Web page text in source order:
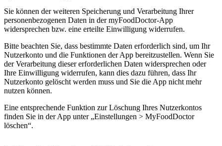
Sie können der weiteren Speicherung und Verarbeitung Ihrer
personenbezogenen Daten in der myFoodDoctor-App
widersprechen bzw. eine erteilte Einwilligung widerrufen.
Bitte beachten Sie, dass bestimmte Daten erforderlich sind, um Ihr
Nutzerkonto und die Funktionen der App bereitzustellen. Wenn Sie
der Verarbeitung dieser erforderlichen Daten widersprechen oder
Ihre Einwilligung widerrufen, kann dies dazu führen, dass Ihr
Nutzerkonto gelöscht werden muss und Sie die App nicht mehr
nutzen können.
Eine entsprechende Funktion zur Löschung Ihres Nutzerkontos
finden Sie in der App unter „Einstellungen > MyFoodDoctor
löschen“.